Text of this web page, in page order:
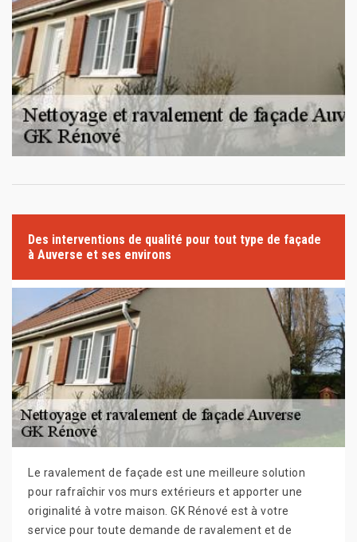
Des interventions de qualité pour tout type de façade
à Auverse et ses environs
Le ravalement de façade est une meilleure solution
pour rafraîchir vos murs extérieurs et apporter une
originalité à votre maison. GK Rénové est à votre
service pour toute demande de ravalement et de